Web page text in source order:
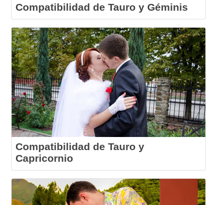
Compatibilidad de Tauro y Géminis
Compatibilidad de Tauro y
Capricornio